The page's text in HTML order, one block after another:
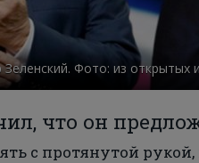
Фото: из открытых
что он
с протянутой